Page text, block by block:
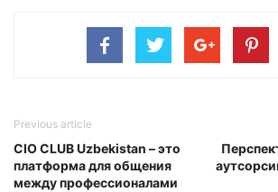
Previous article
CIO CLUB Uzbekistan – это
платформа для общения
между профессионалами